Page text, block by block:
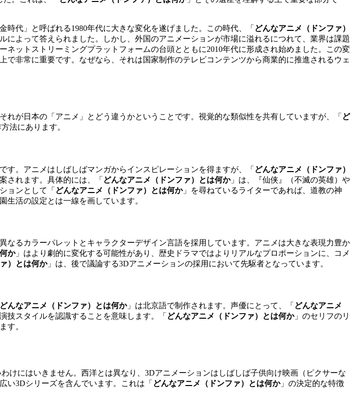
代」と呼ばれる1980年代に大きな変化を遂げました。この時代、「 どんなアニメ（ドンファ）
よって答えられました。しかし、外国のアニメーションが市場に溢れるにつれて、業界は課題
ネットストリーミングプラットフォームの台頭とともに2010年代に形成され始めました。この変
で非常に重要です。なぜなら、それは国家制作のテレビコンテンツから商業的に推進されるウェ
れが日本の「アニメ」とどう違うかということです。視覚的な類似性を共有していますが、「 ど
法にあります。
す。アニメはしばしばマンガからインスピレーションを得ますが、「 どんなアニメ（ドンファ）
されます。具体的には、「 どんなアニメ（ドンファ）とは何か」は、『仙侠』（不滅の英雄）や
ョンとして「 どんなアニメ（ドンファ）とは何か」を尋ねているライターであれば、道教の神
活の設定とは一線を画しています。
なるカラーパレットとキャラクターデザイン言語を採用しています。アニメは大きな表現力豊か
か」はより劇的に変化する可能性があり、歴史ドラマではよりリアルなプロポーションに、コメ
）とは何か」は、後で議論する3Dアニメーションの採用において先駆者となっています。
どんなアニメ（ドンファ）とは何か」は北京語で制作されます。声優にとって、「 どんなアニメ
技スタイルを認識することを意味します。「 どんなアニメ（ドンファ）とは何か」のセリフのリ
す。
けにはいきません。西洋とは異なり、3Dアニメーションはしばしば子供向け映画（ピクサーな
い3Dシリーズを含んでいます。これは「 どんなアニメ（ドンファ）とは何か」の決定的な特徴